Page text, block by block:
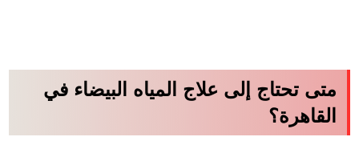
متى تحتاج إلى علاج المياه البيضاء في
القاهرة؟